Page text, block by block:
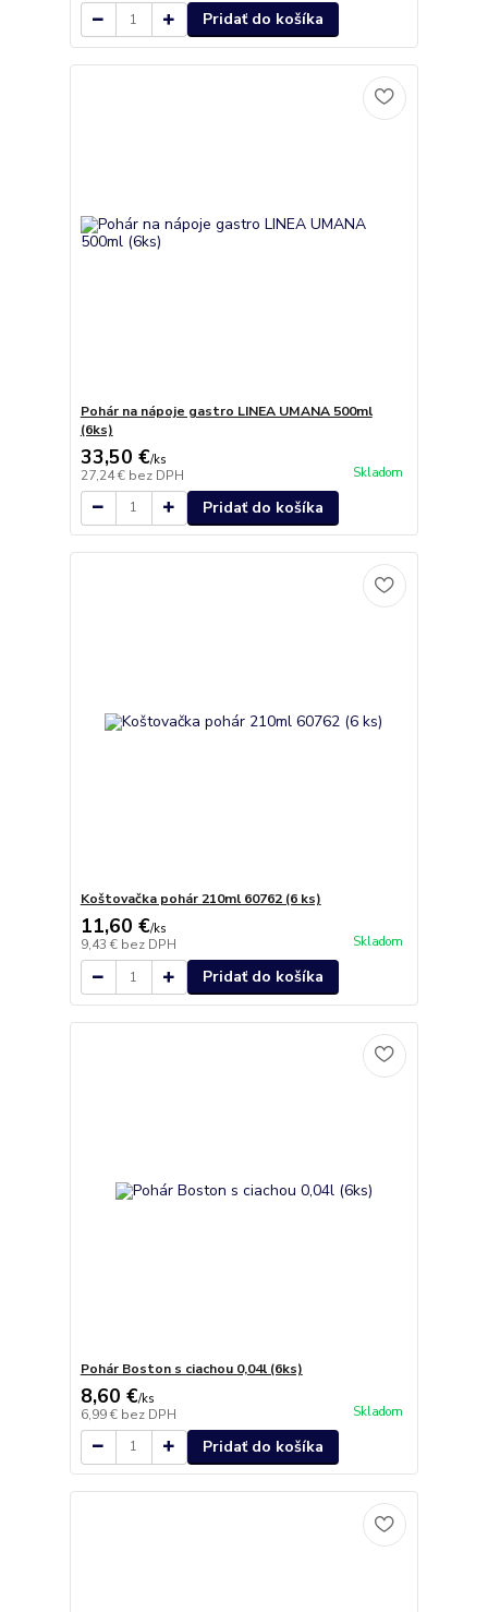
Pridať do košíka
Pohár na nápoje gastro LINEA UMANA 500ml
(6ks)
33,50 €/ks
27,24 € bez DPH Skladom
Pridať do košíka
Koštovačka pohár 210ml 60762 (6 ks)
11,60 €/ks
9,43 € bez DPH Skladom
Pridať do košíka
Pohár Boston s ciachou 0,04l (6ks)
8,60 €/ks
6,99 € bez DPH Skladom
Pridať do košíka